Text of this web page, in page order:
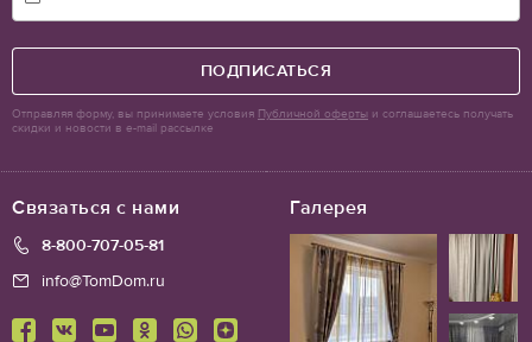
Галерея
Связаться с нами
8-800-707-05-81
info@TomDom.ru
ПОДПИСАТЬСЯ
Отправляя форму, вы принимаете условия Публичной оферты и соглашаетесь получать
скидки и новости в e-mail рассылке